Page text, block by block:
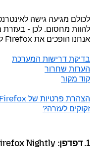
לכולם מגיעה גישה
להוות מחסום. לכן -
אנחנו הופכים את Firefox לזמין בלמעלה מ-90 שפות.
בדיקת דרישות המערכת
הערות שחרור
קוד מקור
הצהרת פרטיות של Firefox
זקוקים לעזרה?
1. דפדפן: Nightly